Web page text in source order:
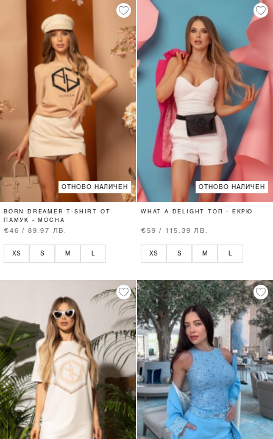
ОТНОВО НАЛИЧЕН
BORN DREAMER T-SHIRT ОТ
ПАМУК - MOCHA
€46 / 89.97 ЛВ.
XS S M L
ОТНОВО НАЛИЧЕН
WHAT A DELIGHT ТОП - ЕКРЮ
€59 / 115.39 ЛВ.
XS S M L